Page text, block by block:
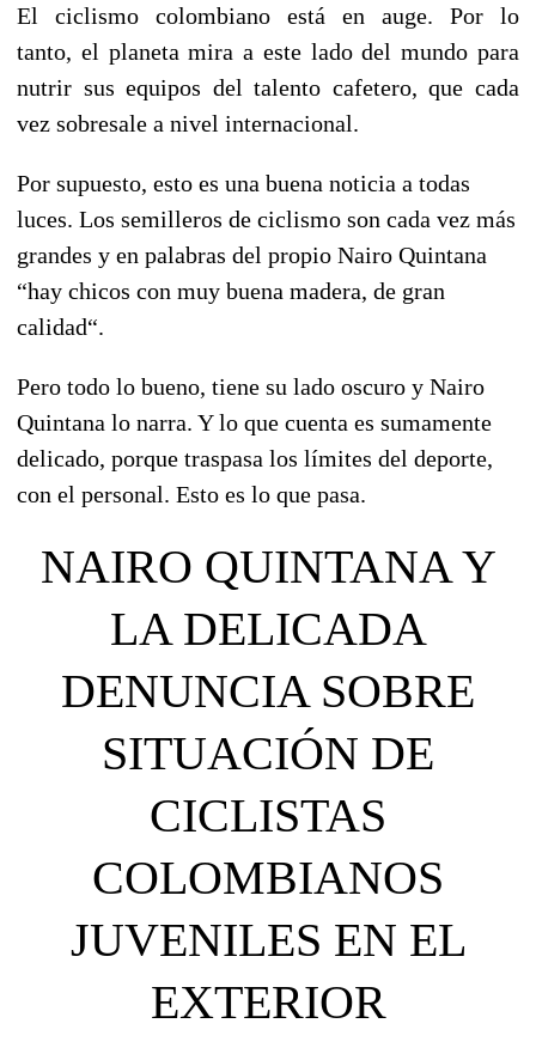
El ciclismo colombiano está en auge. Por lo
tanto, el planetamira a este lado del mundo para
nutrir sus equipos del talento cafetero,que cada
vez sobresale a nivel internacional.
Por supuesto, esto es una buena noticia a todas
luces. Los semilleros de ciclismo son cada vez más
grandes y en palabras del propio Nairo Quintana
“hay chicos con muy buena madera, de gran
calidad“.
Pero todo lo bueno, tiene su lado oscuro y Nairo
Quintana lo narra. Y lo que cuenta es sumamente
delicado, porque traspasa los límites del deporte,
con el personal. Esto es lo que pasa.
NAIRO QUINTANA Y
LA DELICADA
DENUNCIA SOBRE
SITUACIÓN DE
CICLISTAS
COLOMBIANOS
JUVENILES EN EL
EXTERIOR